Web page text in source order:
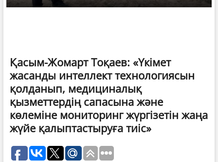
Қасым-Жомарт Тоқаев: «Үкімет
жасанды интеллект технологиясын
қолданып, медициналық
қызметтердің сапасына және
көлеміне мониторинг жүргізетін жаңа
жүйе қалыптастыруға тиіс»